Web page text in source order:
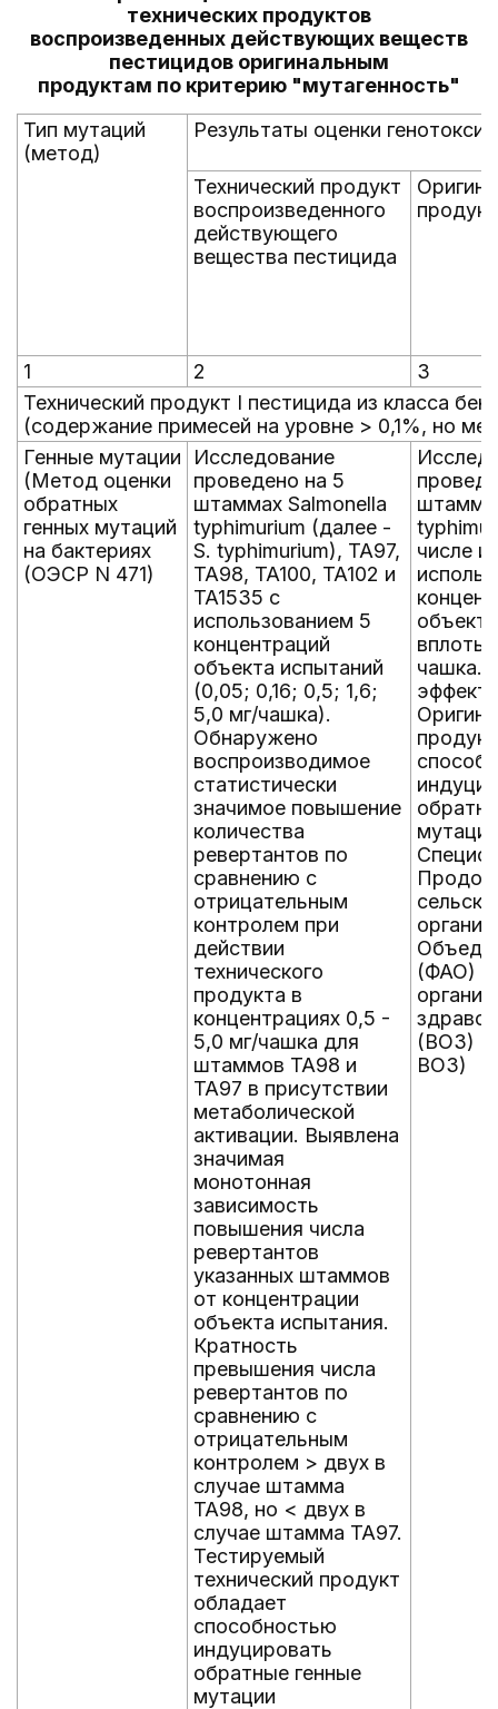
технических продуктов
воспроизведенных действующих веществ
пестицидов оригинальным
продуктам по критерию "мутагенность"
Тип мутаций
(метод)
Результаты оценки
Технический продукт
воспроизведенного
действующего
вещества пестицида
продукт
1 2
3
Технический продукт I пестицида из класса
(содержание примесей на уровне > 0,1%, но
Генные мутации
(Метод оценки
обратных
генных мутаций
на бактериях
(ОЭСР N 471)
Исследование
проведено на 5
штаммах Salmonella
typhimurium (далее -
S. typhimurium), TA97,
TA98, TA100, TA102 и
TA1535 с
использованием 5
концентраций
объекта испытаний
(0,05; 0,16; 0,5; 1,6;
5,0 мг/чашка).
Обнаружено
воспроизводимое
статистически
значимое повышение
количества
ревертантов по
сравнению с
отрицательным
контролем при
действии
технического
продукта в
концентрациях 0,5 -
5,0 мг/чашка для
штаммов TA98 и
TA97 в присутствии
метаболической
активации. Выявлена
значимая
монотонная
зависимость
повышения числа
ревертантов
указанных штаммов
от концентрации
объекта испытания.
Кратность
превышения числа
ревертантов по
сравнению с
отрицательным
контролем > двух в
случае штамма
TA98, но < двух в
случае штамма TA97.
Тестируемый
технический продукт
обладает
способностью
индуцировать
обратные генные
мутации
числе и
вплоть
чашка.
(ФАО) и
(ВОЗ)
ВОЗ)